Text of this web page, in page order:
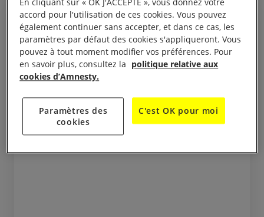
À DISTANCE
accord pour l'utilisation de ces cookies. Vous pouvez
également continuer sans accepter, et dans ce cas, les
paramètres par défaut des cookies s'appliqueront. Vous
pouvez à tout moment modifier vos préférences. Pour
en savoir plus, consultez la politique relative aux
cookies d’Amnesty.
Paramètres des
cookies
C'est OK pour moi